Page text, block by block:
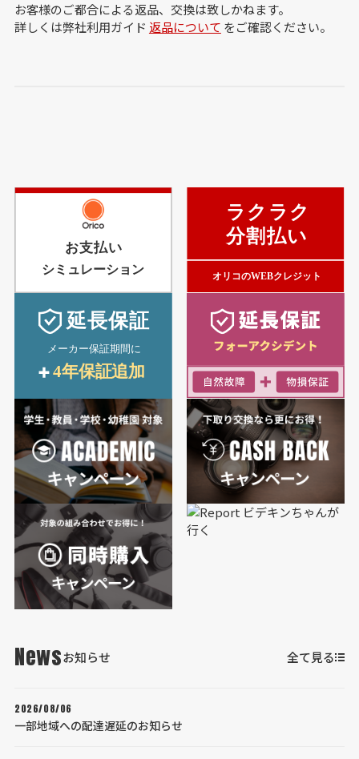
お客様のご都合による返品、交換は致しかねます。
詳しくは弊社利用ガイド 返品について をご確認ください。
Newsお知らせ 全て見る
2026/08/06
一部地域への配達遅延のお知らせ